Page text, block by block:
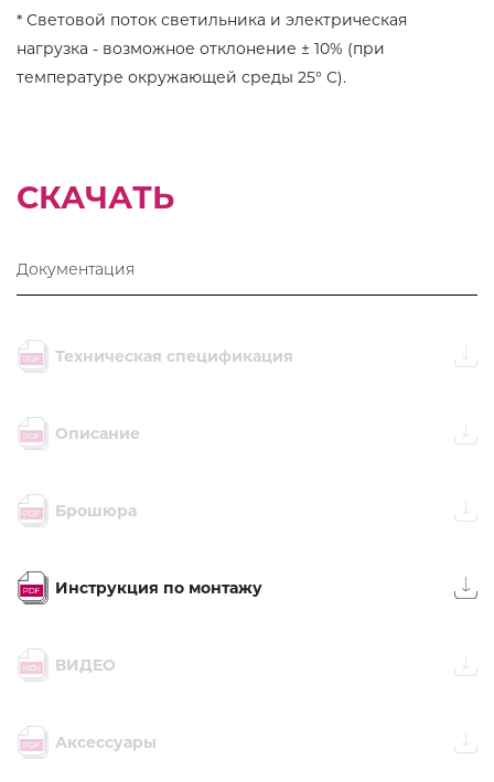
* Световой поток светильника и электрическая
нагрузка - возможное отклонение ± 10% (при
температуре окружающей среды 25° C).
СКАЧАТЬ
Документация
Техническая спецификация
Описание
Брошюра
Инструкция по монтажу
ВИДЕО
Аксессуары